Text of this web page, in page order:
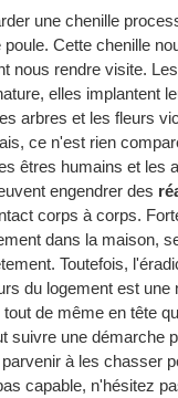
une chenille
poule. Cette chenille
nous rendre visite.
elles implantent
arbres et les fleurs
ce n'est rien
êtres humains et les
engendrer des
corps à corps.
dans la maison,
Toutefois,
du logement est une
de même en tête
suivre une démarche
à les chasser
capable, n'hésitez